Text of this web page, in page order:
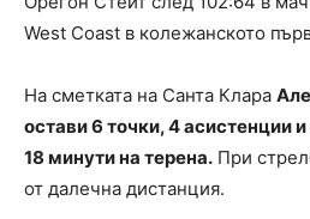
West Coast в колежанското
На сметката на Санта Клара
остави 6 точки, 4 асистенции
18 минути на терена. При
от далечна дистанция.